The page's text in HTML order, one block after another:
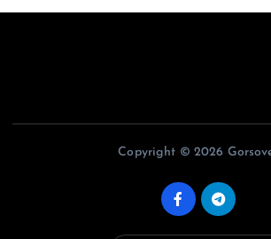
Copyright © 2026